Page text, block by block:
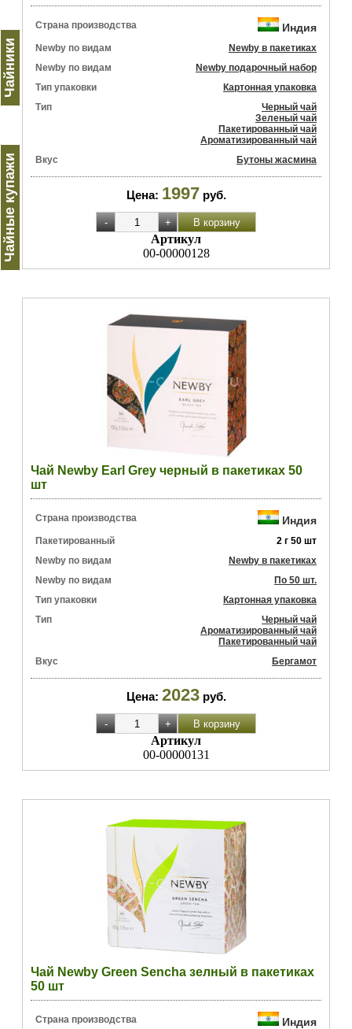
Чайники
Чайные купажи
Страна производства Индия
Newby по видам
Newby в пакетиках
Newby по видам
Newby подарочный набор
Тип упаковки
Картонная упаковка
Тип
Черный чай
Зеленый чай
Пакетированный чай
Ароматизированный чай
Вкус
Бутоны жасмина
Цена: 1997 руб.
Артикул
00-00000128
Чай Newby Earl Grey черный в пакетиках 50
шт
Страна производства Индия
Пакетированный
2 г 50 шт
Newby по видам
Newby в пакетиках
Newby по видам
По 50 шт.
Тип упаковки
Картонная упаковка
Тип
Черный чай
Ароматизированный чай
Пакетированный чай
Вкус
Бергамот
Цена: 2023 руб.
Артикул
00-00000131
Чай Newby Green Sencha зелный в пакетиках
50 шт
Страна производства Индия